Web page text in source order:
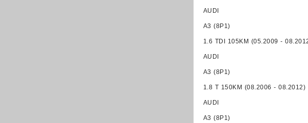
AUDI
A3 (8P1)
1.6 TDI 105KM (05.2009 -
AUDI
A3 (8P1)
1.8 T 150KM (08.2006 - 08.2012)
AUDI
A3 (8P1)